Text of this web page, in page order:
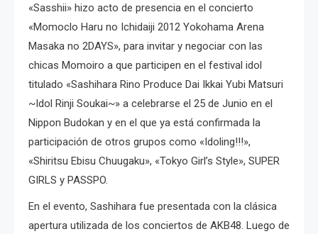
«Sasshii» hizo acto de presencia en el concierto
«Momoclo Haru no Ichidaiji 2012 Yokohama Arena
Masaka no 2DAYS», para invitar y negociar con las
chicas Momoiro a que participen en el festival idol
titulado «Sashihara Rino Produce Dai Ikkai Yubi Matsuri
~Idol Rinji Soukai~» a celebrarse el 25 de Junio en el
Nippon Budokan y en el que ya está confirmada la
participación de otros grupos como «Idoling!!!»,
«Shiritsu Ebisu Chuugaku», «Tokyo Girl’s Style», SUPER
GIRLS y PASSPO.
En el evento, Sashihara fue presentada con la clásica
apertura utilizada de los conciertos de AKB48. Luego de